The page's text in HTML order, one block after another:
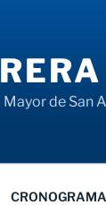
de San
CRONOGRAMA